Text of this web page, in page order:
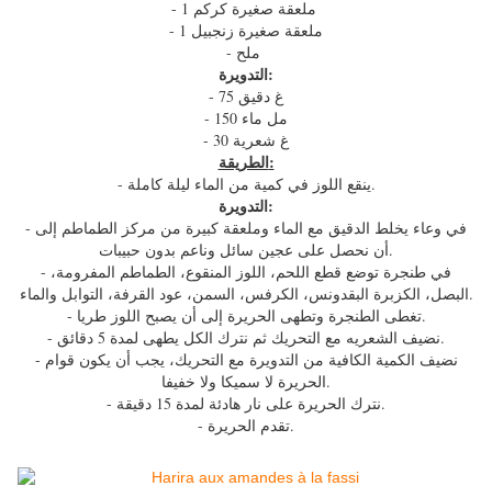
- 1 ملعقة صغيرة زنجبيل
التدويرة:
- 75 غ دقيق
- 150 مل ماء
- 30 غ شعرية
الطريقة:
- ينقع اللوز في كمية من الماء ليلة كاملة.
التدويرة:
- في وعاء يخلط الدقيق مع الماء وملعقة كبيرة من مركز الطماطم إلى
أن نحصل على عجين سائل وناعم بدون حبيبات.
- في طنجرة توضع قطع اللحم، اللوز المنقوع، الطماطم المفرومة،
البصل، الكزبرة البقدونس، الكرفس، السمن، عود القرفة، التوابل والماء.
- تغطى الطنجرة وتطهى الحريرة إلى أن يصبح اللوز طريا.
- نضيف الشعريه مع التحريك ثم نترك الكل يطهى لمدة 5 دقائق.
- نضيف الكمية الكافية من التدويرة مع التحريك، يجب أن يكون قوام
الحريرة لا سميكا ولا خفيفا.
- نترك الحريرة على نار هادئة لمدة 15 دقيقة.
- تقدم الحريرة.